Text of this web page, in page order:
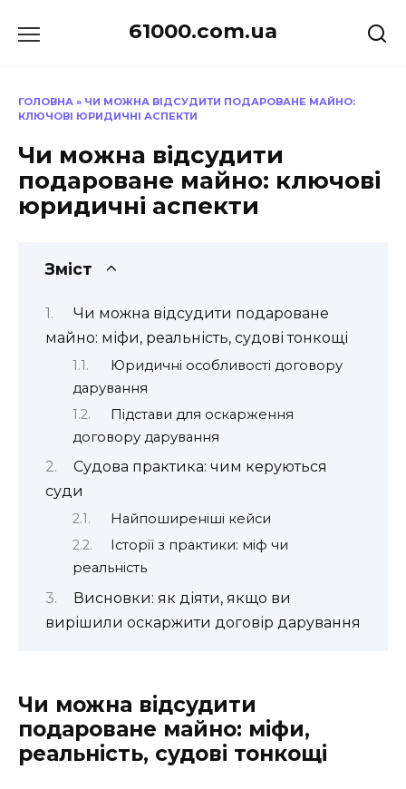
до
61000.com.ua
ГОЛОВНА » ЧИ МОЖНА ВІДСУДИТИ ПОДАРОВАНЕ МАЙНО:
КЛЮЧОВІ ЮРИДИЧНІ АСПЕКТИ
Чи можна відсудити
подароване майно: ключові
юридичні аспекти
Зміст
Чи можна відсудити подароване
майно: міфи, реальність, судові тонкощі
Юридичні особливості договору
дарування
Підстави для оскарження
договору дарування
Судова практика: чим керуються
суди
Найпоширеніші кейси
Історії з практики: міф чи
реальність
Висновки: як діяти, якщо ви
вирішили оскаржити договір дарування
Чи можна відсудити
подароване майно: міфи,
реальність, судові тонкощі